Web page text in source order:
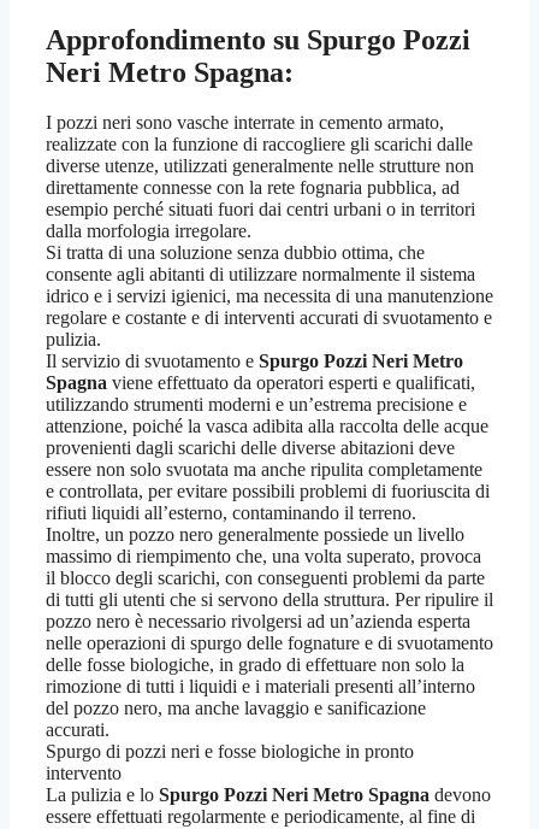
Approfondimento su Spurgo Pozzi
Neri Metro Spagna:
I pozzi neri sono vasche interrate in cemento armato,
realizzate con la funzione di raccogliere gli scarichi dalle
diverse utenze, utilizzati generalmente nelle strutture non
direttamente connesse con la rete fognaria pubblica, ad
esempio perché situati fuori dai centri urbani o in territori
dalla morfologia irregolare.
Si tratta di una soluzione senza dubbio ottima, che
consente agli abitanti di utilizzare normalmente il sistema
idrico e i servizi igienici, ma necessita di una manutenzione
regolare e costante e di interventi accurati di svuotamento e
pulizia.
Il servizio di svuotamento e Spurgo Pozzi Neri Metro
Spagna viene effettuato da operatori esperti e qualificati,
utilizzando strumenti moderni e un’estrema precisione e
attenzione, poiché la vasca adibita alla raccolta delle acque
provenienti dagli scarichi delle diverse abitazioni deve
essere non solo svuotata ma anche ripulita completamente
e controllata, per evitare possibili problemi di fuoriuscita di
rifiuti liquidi all’esterno, contaminando il terreno.
Inoltre, un pozzo nero generalmente possiede un livello
massimo di riempimento che, una volta superato, provoca
il blocco degli scarichi, con conseguenti problemi da parte
di tutti gli utenti che si servono della struttura. Per ripulire il
pozzo nero è necessario rivolgersi ad un’azienda esperta
nelle operazioni di spurgo delle fognature e di svuotamento
delle fosse biologiche, in grado di effettuare non solo la
rimozione di tutti i liquidi e i materiali presenti all’interno
del pozzo nero, ma anche lavaggio e sanificazione
accurati.
Spurgo di pozzi neri e fosse biologiche in pronto
intervento
La pulizia e lo Spurgo Pozzi Neri Metro Spagna devono
essere effettuati regolarmente e periodicamente, al fine di